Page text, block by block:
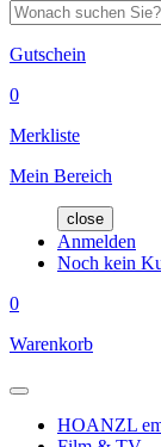
Gutschein
0
Merkliste
Mein Bereich
close
Anmelden
Noch kein
0
Warenkorb
HOANZL